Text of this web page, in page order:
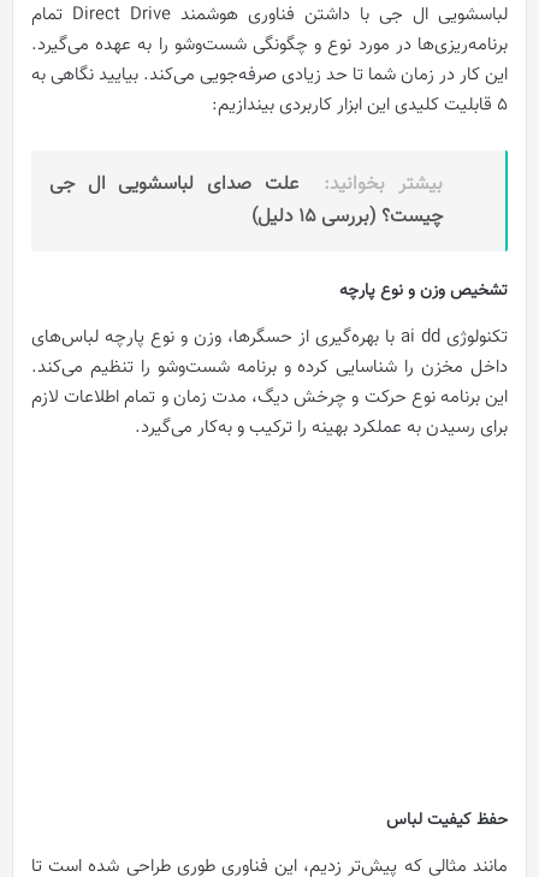
لباسشویی ال جی با داشتن فناوری هوشمند Direct Drive تمام
برنامه‌ریزی‌ها در مورد نوع و چگونگی شست‌و‌شو را به عهده می‌گیرد.
این کار در زمان شما تا حد زیادی صرفه‌جویی می‌کند. بیایید نگاهی به
5 قابلیت کلیدی این ابزار کاربردی بیندازیم:
بیشتر بخوانید:
علت صدای لباسشویی ال جی
چیست؟ (بررسی 15 دلیل)
تشخیص وزن و نوع پارچه
تکنولوژی ai dd با بهره‌گیری از حسگر‌ها، وزن و نوع پارچه لباس‌های
داخل مخزن را شناسایی کرده و برنامه شست‌و‌شو را تنظیم می‌کند.
این برنامه نوع حرکت و چرخش دیگ، مدت زمان و تمام اطلاعات لازم
برای رسیدن به عملکرد بهینه را ترکیب و به‌کار می‌گیرد.
حفظ کیفیت لباس
مانند مثالی که پیش‌تر زدیم، این فناوری طوری طراحی شده است تا